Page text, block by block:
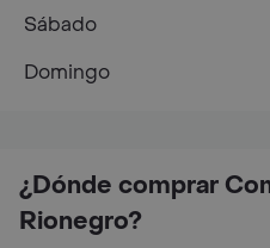
¿Dónde comprar
Rionegro?
Sábado
Domingo